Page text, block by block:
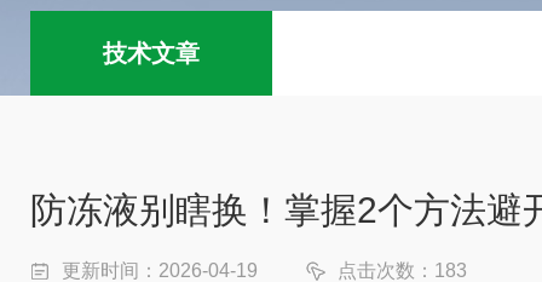
技术文章
防冻液别瞎换！掌握2个方法避
更新时间：2026-04-19 点击次数：183